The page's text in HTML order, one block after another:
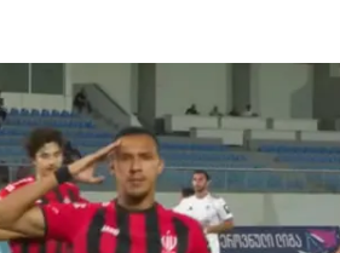
ელოდებიან, სადაც
გაივლის და კონტრაქტს ხელს
ხდება, მხარეებს შორის 1-